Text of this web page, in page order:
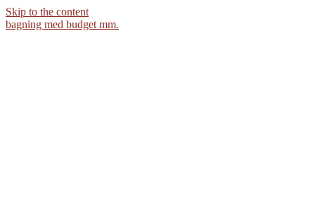
Skip to the content
bagning med budget mm.